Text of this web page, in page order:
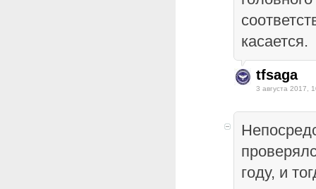
касается.
tfsaga
3 августа 2017,
году, и